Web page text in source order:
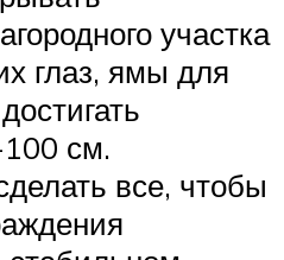
участка
глаз, ямы для
см.
все, чтобы